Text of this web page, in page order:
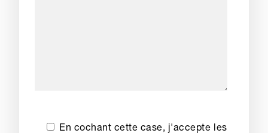
En cochant cette case, j'accepte les